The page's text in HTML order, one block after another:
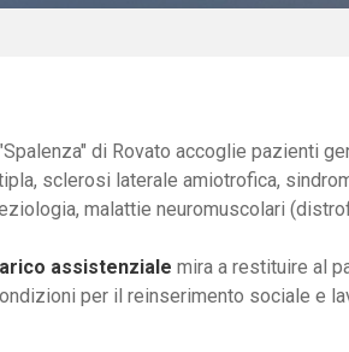
di Rovato accoglie pazienti
sclerosi laterale amiotrofica,
malattie neuromuscolari
assistenziale mira a restituire al
per il reinserimento sociale e